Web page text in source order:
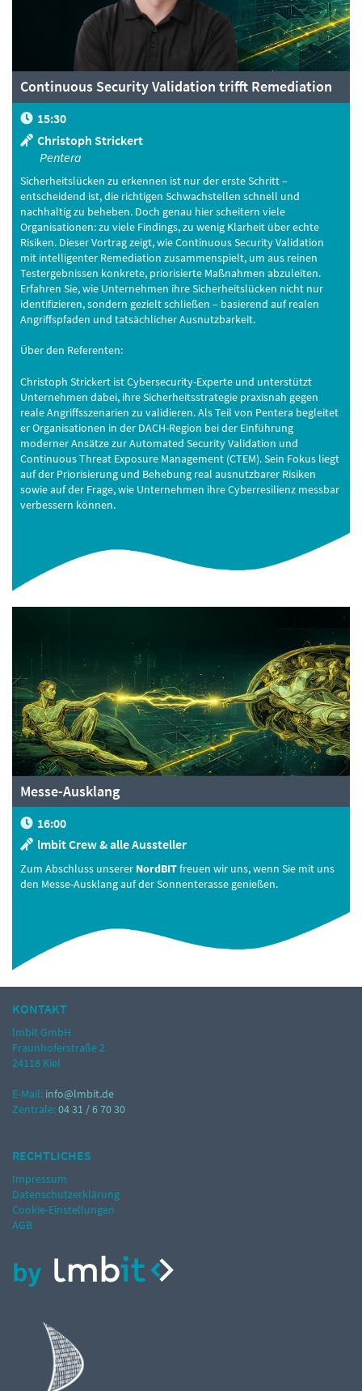
Continuous Security Validation trifft Remediation
15:30
Christoph Strickert
Pentera
Sicherheitslücken zu erkennen ist nur der erste Schritt –
entscheidend ist, die richtigen Schwachstellen schnell und
nachhaltig zu beheben. Doch genau hier scheitern viele
Organisationen: zu viele Findings, zu wenig Klarheit über echte
Risiken. Dieser Vortrag zeigt, wie Continuous Security Validation
mit intelligenter Remediation zusammenspielt, um aus reinen
Testergebnissen konkrete, priorisierte Maßnahmen abzuleiten.
Erfahren Sie, wie Unternehmen ihre Sicherheitslücken nicht nur
identifizieren, sondern gezielt schließen – basierend auf realen
Angriffspfaden und tatsächlicher Ausnutzbarkeit.
Über den Referenten:
Christoph Strickert ist Cybersecurity-Experte und unterstützt
Unternehmen dabei, ihre Sicherheitsstrategie praxisnah gegen
reale Angriffsszenarien zu validieren. Als Teil von Pentera begleitet
er Organisationen in der DACH-Region bei der Einführung
moderner Ansätze zur Automated Security Validation und
Continuous Threat Exposure Management (CTEM). Sein Fokus liegt
auf der Priorisierung und Behebung real ausnutzbarer Risiken
sowie auf der Frage, wie Unternehmen ihre Cyberresilienz messbar
verbessern können.
Messe-Ausklang
16:00
lmbit Crew & alle Aussteller
Zum Abschluss unserer NordBITfreuen wir uns, wenn Sie mit uns
den Messe-Ausklang auf der Sonnenterasse genießen.
KONTAKT
lmbit GmbH
Fraunhoferstraße 2
24118 Kiel
E-Mail: info@lmbit.de
Zentrale:04 31 / 6 70 30
RECHTLICHES
Impressum
Datenschutzerklärung
Cookie-Einstellungen
AGB
nordbit